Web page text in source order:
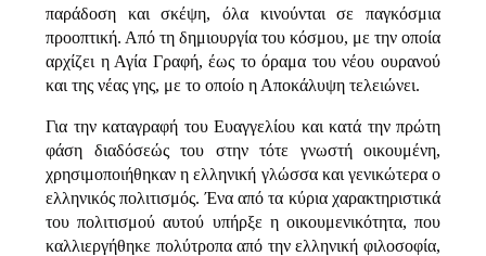
παράδοση και σκέψη, όλα κινούνται σε παγκόσμια
προοπτική. Από τη δημιουργία του κόσμου, με την οποία
αρχίζει η Αγία Γραφή, έως το όραμα του νέου ουρανού
και της νέας γης, με το οποίο η Αποκάλυψη τελειώνει.
Για την καταγραφή του Ευαγγελίου και κατά την πρώτη
φάση διαδόσεώς του στην τότε γνωστή οικουμένη,
χρησιμοποιήθηκαν η ελληνική γλώσσα και γενικώτερα ο
ελληνικός πολιτισμός. Ένα από τα κύρια χαρακτηριστικά
του πολιτισμού αυτού υπήρξε η οικουμενικότητα, που
καλλιεργήθηκε πολύτροπα από την ελληνική φιλοσοφία,